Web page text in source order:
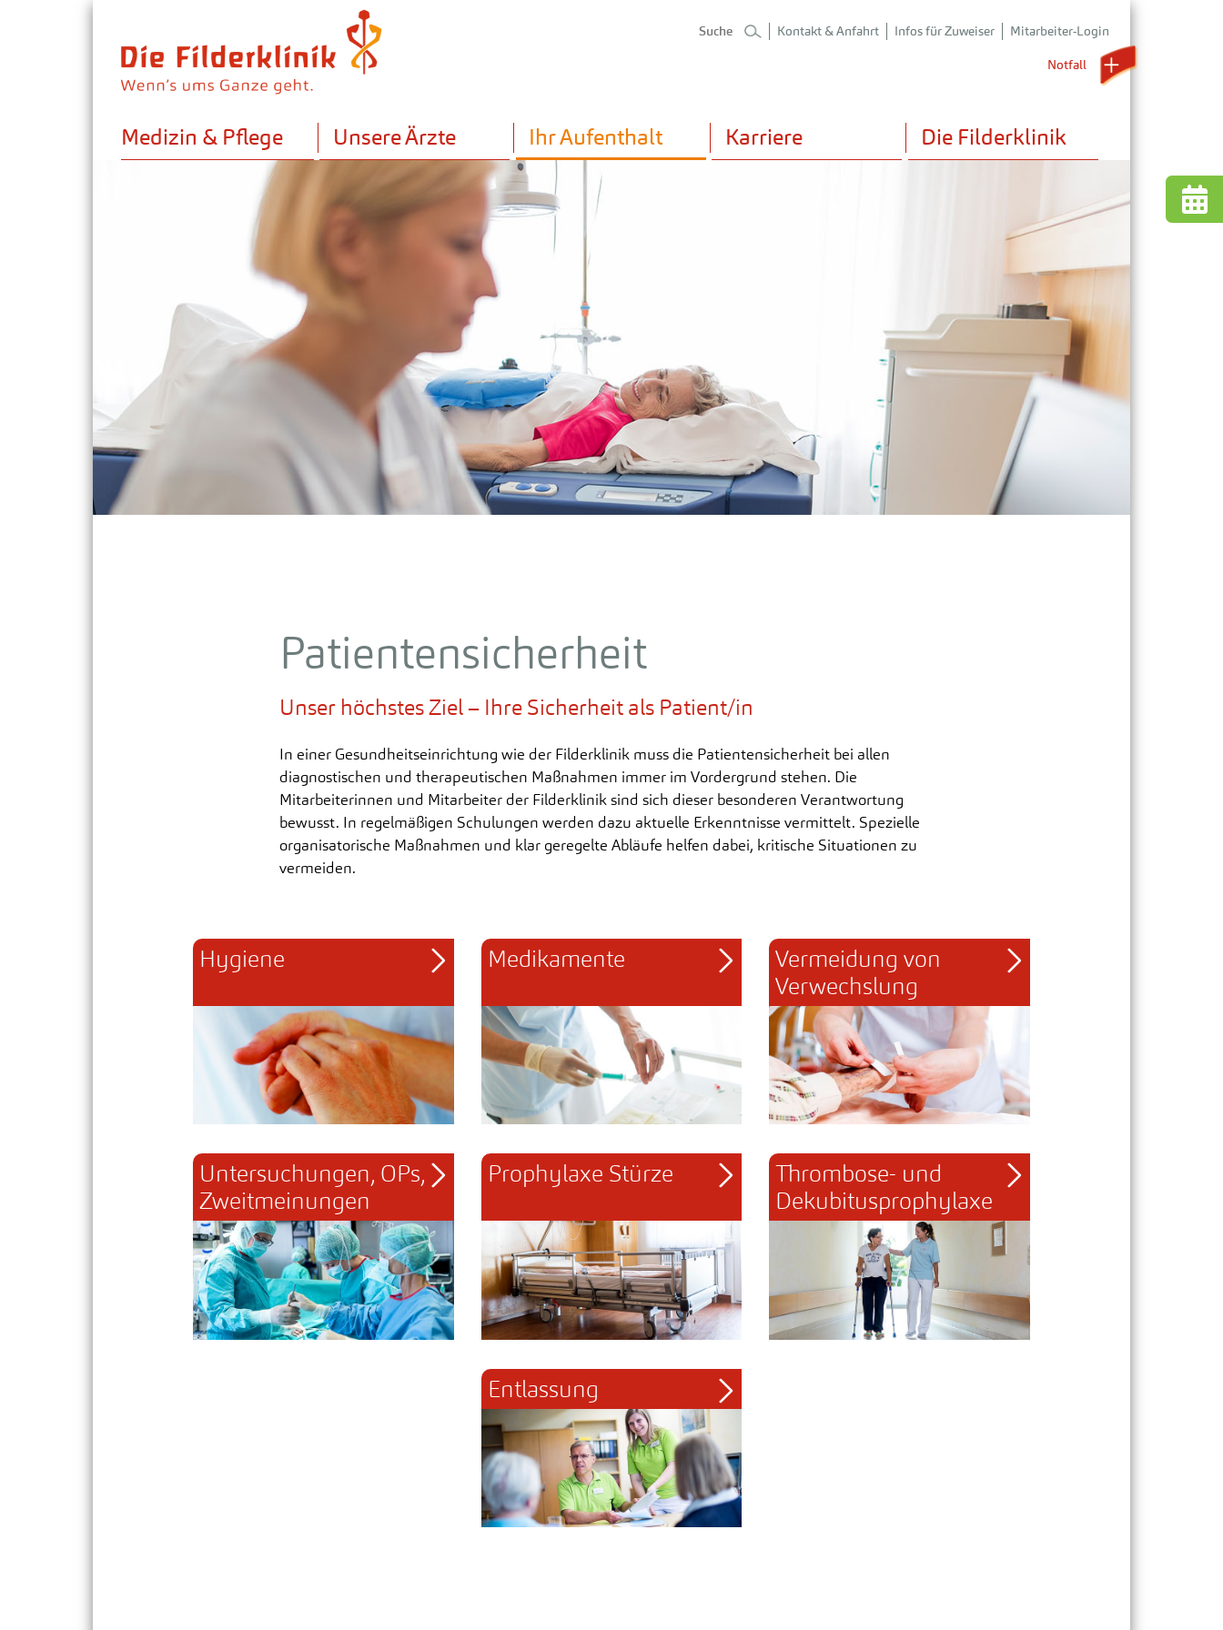
Kontakt & Anfahrt Infos für Zuweiser Mitarbeiter-Login
Notfall
Medizin & Pflege
Fachgebiete & Kompetenzen
Schwangerschaft & Geburt
Krebsbehandlung / Onkologie
Psychosomatik
Integrative Therapie & Pflege
Chirurgie
Zertifiziertes Brustzentrum
Anästhesie und OP
Intensivmedizin
Innere Medizin & Gastroenterologie
Frauenheilkunde
Geburtshilfe mit Neugeborenen-
Intensivstation
Integrative Onkologie
Kinder- & Jugendpsychosomatik
Psychosomatik mit Tagesklinik
Radiologie mit CT und MRT
Privatambulanz für Anthroposophische
Medizin
Praxiszentrum Filderklinik MVZ
Unsere Ärzte Ihr Aufenthalt
Anmeldung und Empfang
Anfahrt & Gebäudeplan
Besuchszeiten
Zimmerausstattung
Patientenbegleitdienst
Ehrenamt Demenz
Klinische Sozialarbeit
Qualitätsmanagement &
Organisationsentwicklung
Unterhaltung
Patientendatenschutz
Karriere Die Filderklinik
Spenden & Fördern
Patientensicherheit
Unser höchstes Ziel – Ihre Sicherheit als Patient/in
In einer Gesundheitseinrichtung wie der Filderklinik muss die Patientensicherheit bei allen
diagnostischen und therapeutischen Maßnahmen immer im Vordergrund stehen. Die
Mitarbeiterinnen und Mitarbeiter der Filderklinik sind sich dieser besonderen Verantwortung
bewusst. In regelmäßigen Schulungen werden dazu aktuelle Erkenntnisse vermittelt. Spezielle
organisatorische Maßnahmen und klar geregelte Abläufe helfen dabei, kritische Situationen zu
vermeiden.
Hygiene Medikamente
Vermeidung von
Verwechslung
Untersuchungen, OPs,
Zweitmeinungen
Prophylaxe Stürze
Thrombose- und
Dekubitusprophylaxe
Entlassung